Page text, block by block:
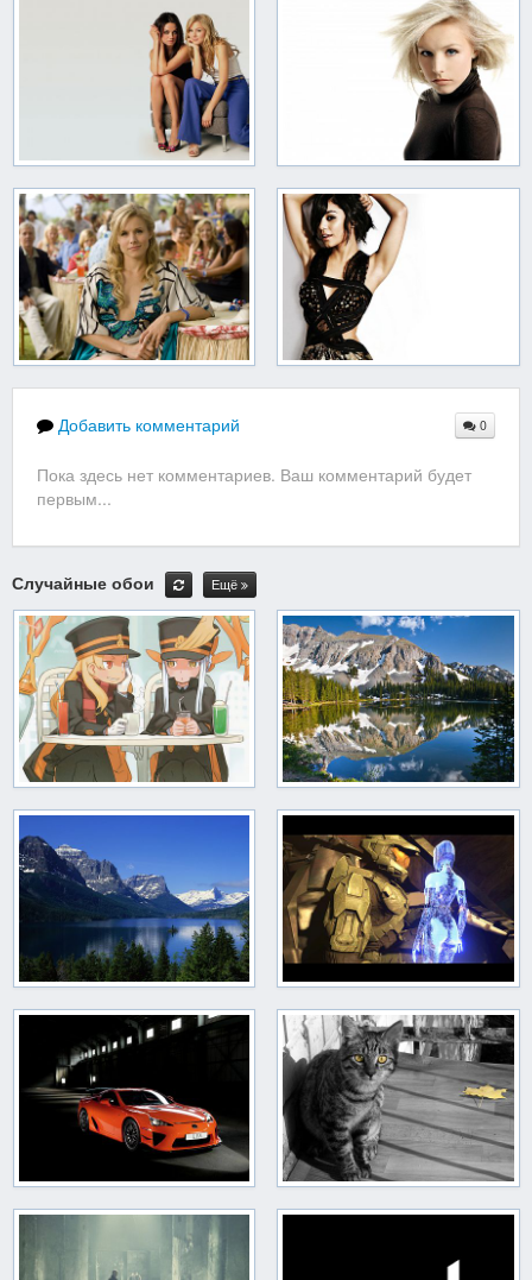
Добавить комментарий 0
Пока здесь нет комментариев. Ваш комментарий будет
первым...
Случайные обои Ещё